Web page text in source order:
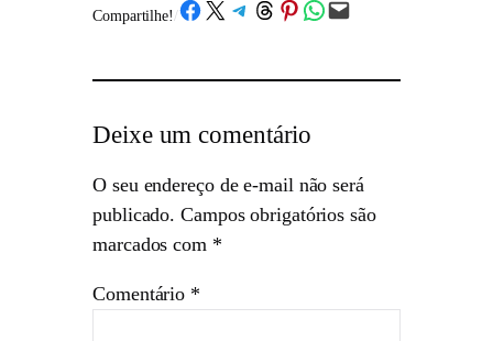
Compartilhe! /Share on Facebook
Share on X Share on Telegram
Share on Threads
Share on Pinterest
Share on WhatsApp
Email this Page
Deixe um comentário
O seu endereço de e-mail não será
publicado. Campos obrigatórios são
marcados com *
Comentário *